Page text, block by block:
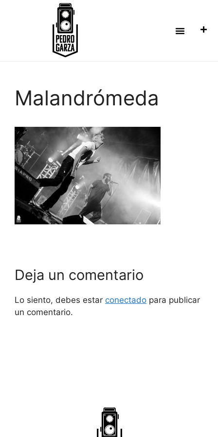
Malandrómeda
Deja un comentario
Lo siento, debes estar conectado para publicar
un comentario.